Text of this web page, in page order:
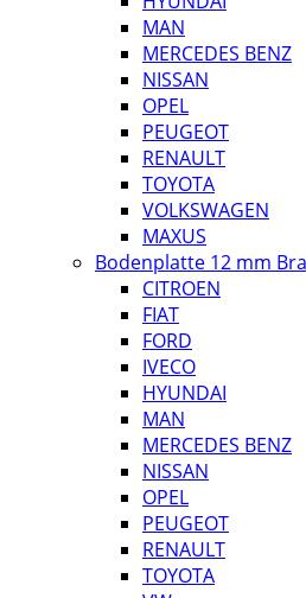
MAN
MERCEDES BENZ
NISSAN
OPEL
PEUGEOT
RENAULT
TOYOTA
VOLKSWAGEN
MAXUS
Bodenplatte 12 mm
CITROEN
FIAT
FORD
IVECO
HYUNDAI
MAN
MERCEDES BENZ
NISSAN
OPEL
PEUGEOT
RENAULT
TOYOTA